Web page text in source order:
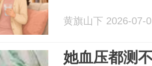
黄旗山下 2026-07-
她血压都测